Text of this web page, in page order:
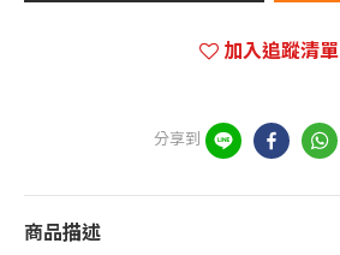
加入追蹤清單
分享到
商品描述